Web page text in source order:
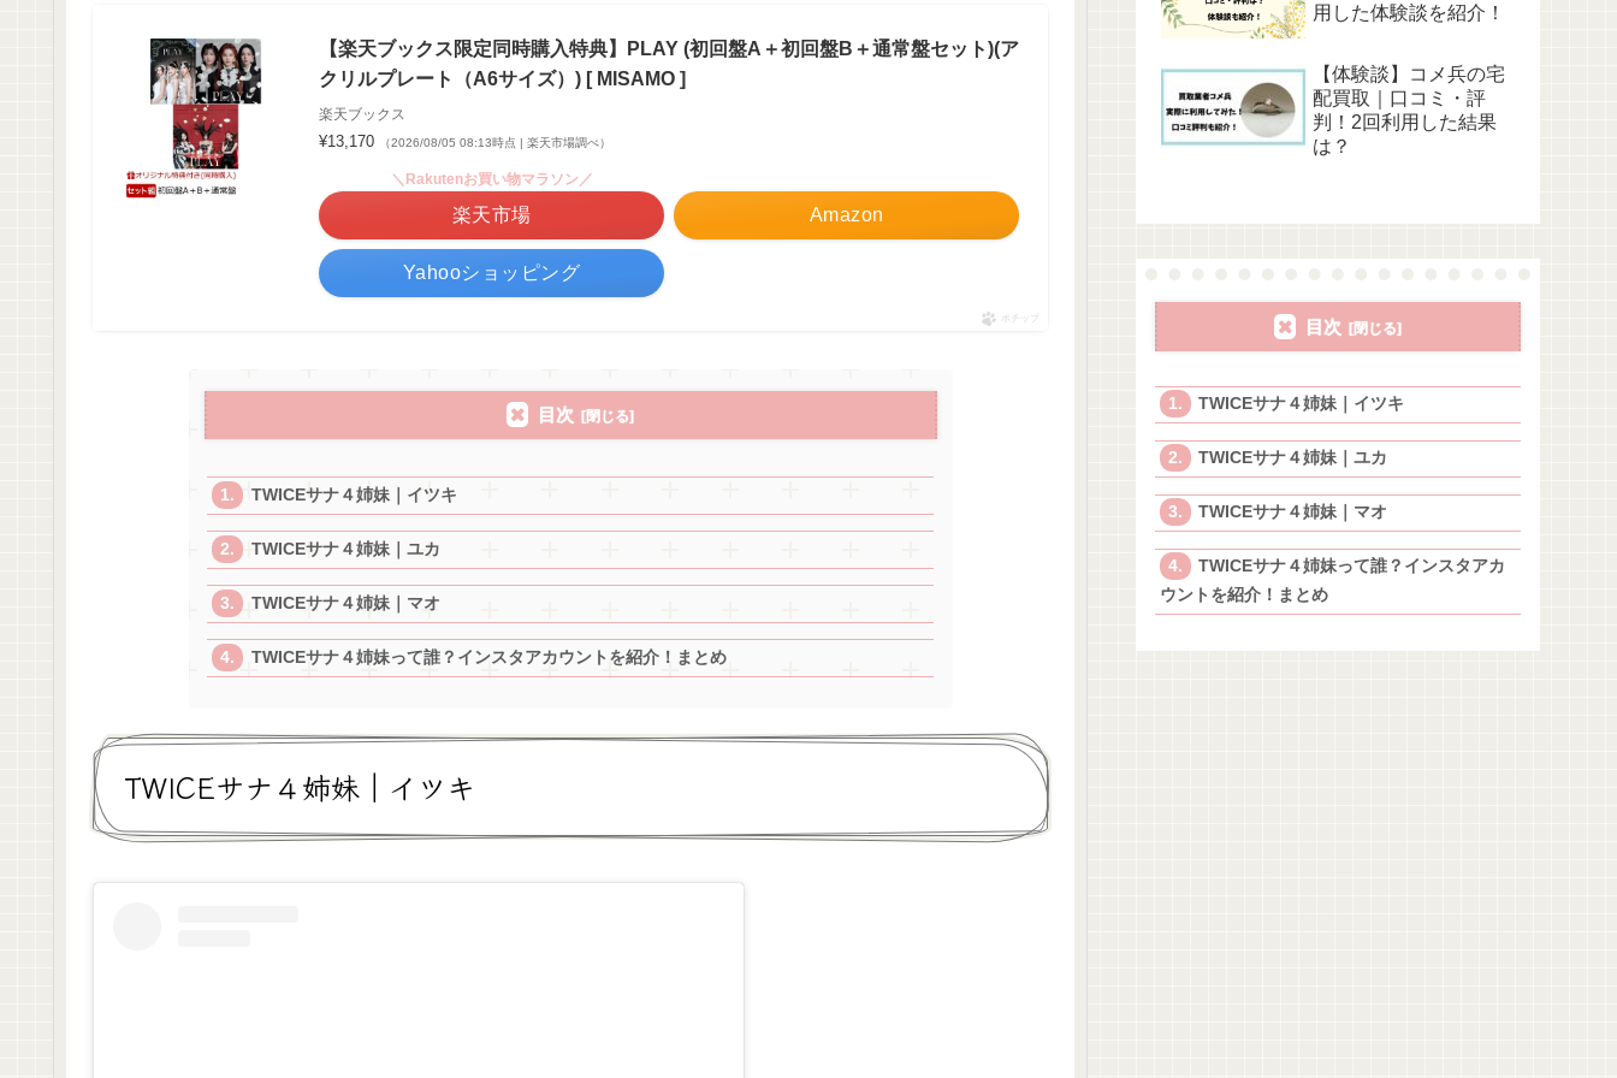
【楽天ブックス限定同時購入特典】PLAY (初回盤A＋初回盤B＋通常盤セット)(ア
クリルプレート（A6サイズ）) [ MISAMO ]
楽天ブックス
¥13,170 （2026/08/05 08:13時点 | 楽天市場調べ）
Amazon
＼Rakutenお買い物マラソン／
楽天市場
Yahooショッピング
ポチップ
目次
TWICEサナ４姉妹｜イツキ
TWICEサナ４姉妹｜ユカ
TWICEサナ４姉妹｜マオ
TWICEサナ４姉妹って誰？インスタアカウントを紹介！まとめ
TWICEサナ４姉妹｜イツキ
用した体験談を紹介！
【体験談】コメ兵の宅
配買取｜口コミ・評
判！2回利用した結果
は？
目次
TWICEサナ４姉妹｜イツキ
TWICEサナ４姉妹｜ユカ
TWICEサナ４姉妹｜マオ
TWICEサナ４姉妹って誰？インスタアカ
ウントを紹介！まとめ